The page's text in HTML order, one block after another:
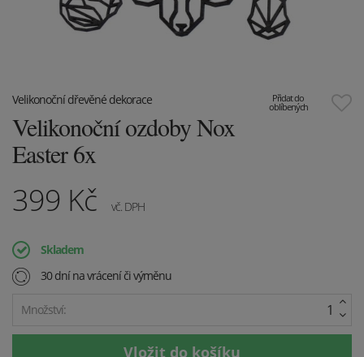
Přidat do
oblíbených
Velikonoční dřevěné dekorace
Velikonoční ozdoby Nox
Easter 6x
399 Kč vč. DPH
Skladem
30 dní na vrácení či výměnu
Množství: